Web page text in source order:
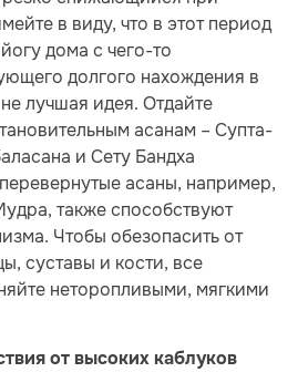
в виду, что в этот период
дома с чего-то
долгого нахождения в
лучшая идея. Отдайте
асанам – Супта-
и Сету Бандха
асаны, например,
также способствуют
Чтобы обезопасить от
суставы и кости, все
неторопливыми, мягкими
от высоких каблуков